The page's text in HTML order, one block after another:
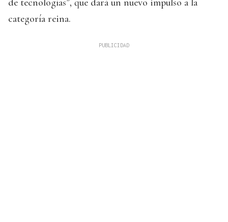
de tecnologías”, que dará un nuevo impulso a la
categoría reina.